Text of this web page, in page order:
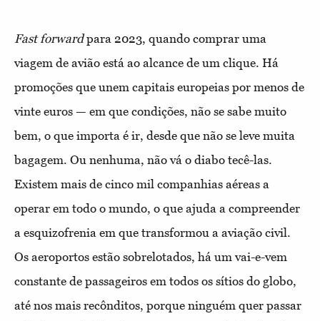
Fast forwardpara 2023, quando comprar uma
viagem de avião está ao alcance de um clique. Há
promoções que unem capitais europeias por menos de
vinte euros — em que condições, não se sabe muito
bem, o que importa é ir, desde que não se leve muita
bagagem. Ou nenhuma, não vá o diabo tecê-las.
Existem mais de cinco mil companhias aéreas a
operar em todo o mundo, o que ajuda a compreender
a esquizofrenia em que transformou a aviação civil.
Os aeroportos estão sobrelotados, há um vai-e-vem
constante de passageiros em todos os sítios do globo,
até nos mais recônditos, porque ninguém quer passar